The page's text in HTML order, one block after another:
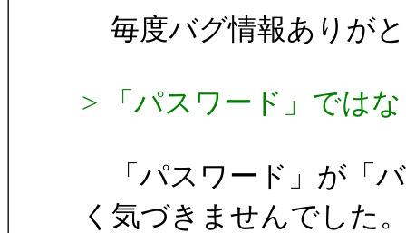
毎度バグ情報ありが
> 「パスワード」では
「パスワード」が「
く気づきませんでした